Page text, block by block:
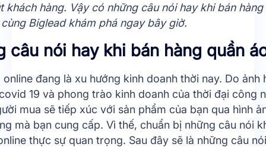
khách hàng. Vậy có những câu nói hay khi bán
Biglead khám phá ngay bây giờ.
câu nói hay khi bán hàng quần
online đang là xu hướng kinh doanh thời nay. Do ảnh
19 và phong trào kinh doanh của thời đại công
mua sẽ tiếp xúc với sản phẩm của bạn qua hình
mà bạn cung cấp. Vì thế, chuẩn bị những câu nói
thực sự quan trọng. Sau đây sẽ là những câu